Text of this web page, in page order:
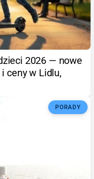
2026 — nowe
ceny w Lidlu,
PORADY